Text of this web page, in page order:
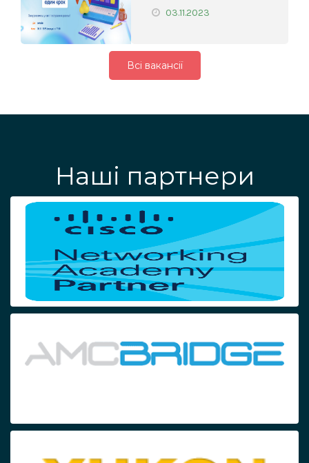
03.11.2023
Всі вакансії
Наші партнери